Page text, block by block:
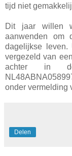
tijd niet
Dit jaar willen
aanwenden om
dagelijkse
vergezeld van
achter in
onder vermelding
Delen